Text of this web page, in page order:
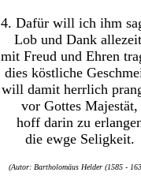
4. Dafür will ich ihm
Lob und Dank
mit Freud und Ehren
dies köstliche
will damit herrlich
vor Gottes Majestät,
hoff darin zu
die ewge Seligkeit.
(Autor: Bartholomäus Helder (1585 -